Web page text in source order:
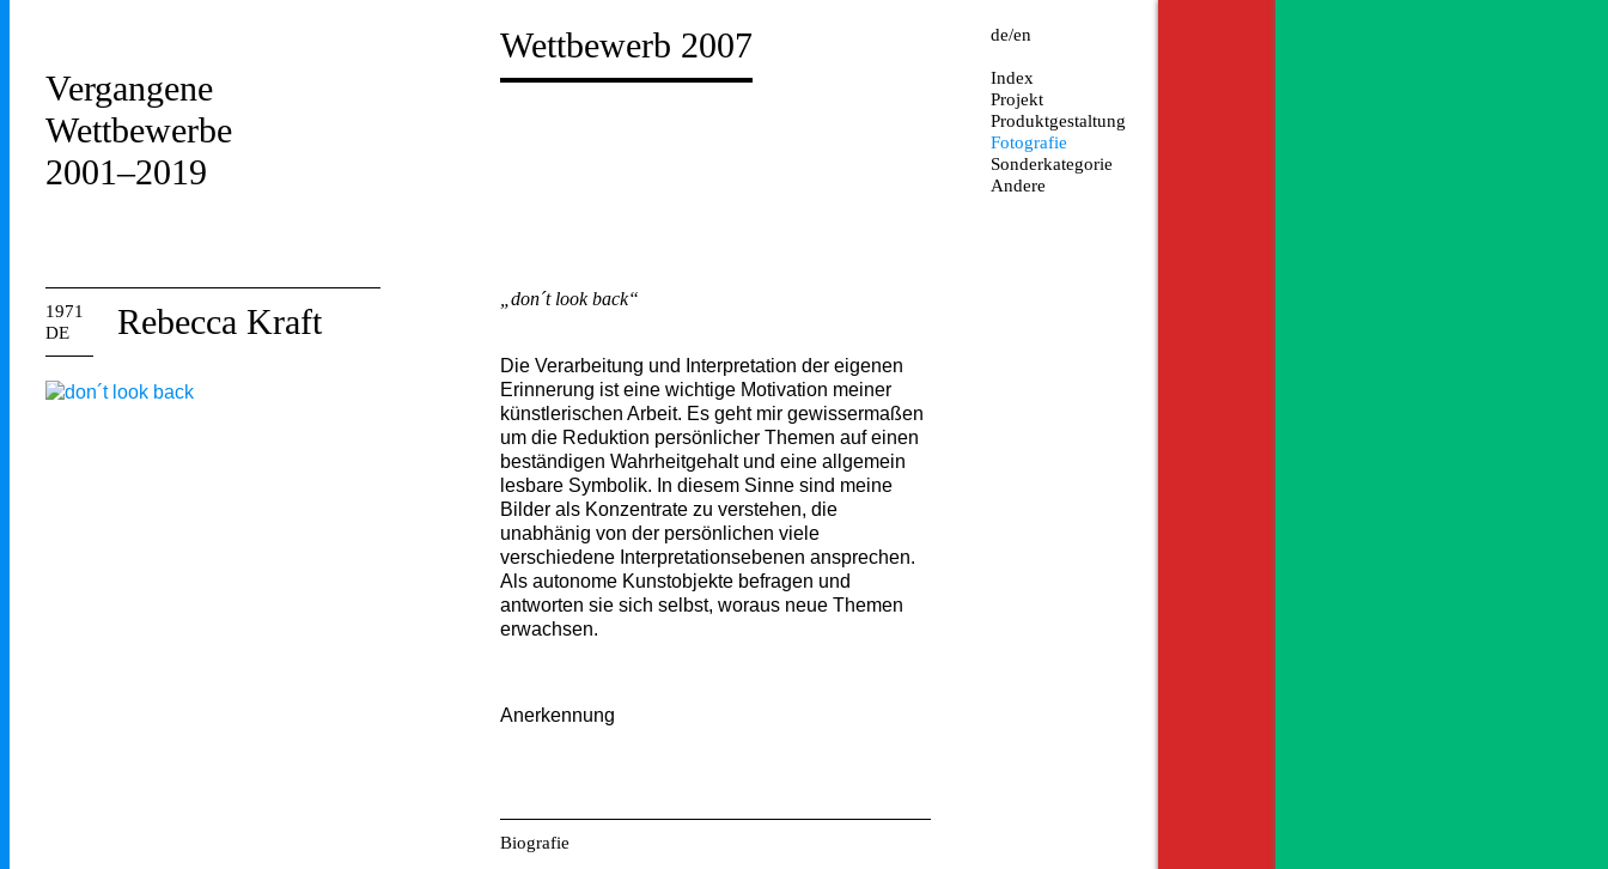
de en
Vergangene
Wettbewerbe
2001–2019
Wettbewerb 2007
Index
Projekt
Produktgestaltung
Fotografie
Sonderkategorie
Andere
1971
DE
Rebecca Kraft
„don´t look back“
Die Verarbeitung und Interpretation der eigenen
Erinnerung ist eine wichtige Motivation meiner
künstlerischen Arbeit. Es geht mir gewissermaßen
um die Reduktion persönlicher Themen auf einen
beständigen Wahrheitgehalt und eine allgemein
lesbare Symbolik. In diesem Sinne sind meine
Bilder als Konzentrate zu verstehen, die
unabhänig von der persönlichen viele
verschiedene Interpretationsebenen ansprechen.
Als autonome Kunstobjekte befragen und
antworten sie sich selbst, woraus neue Themen
erwachsen.
Anerkennung
Biografie